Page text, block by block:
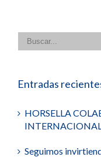
Entradas
HORSELLA
Seguimos